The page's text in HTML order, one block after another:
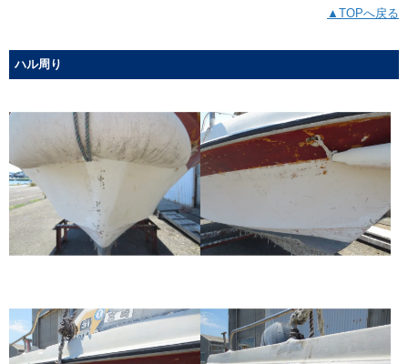
▲TOPへ戻る
ハル周り